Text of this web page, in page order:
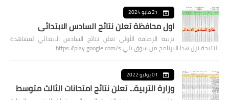
21 مايو 2024
اول محافظة تعلن نتائج السادس الابتدائي
تربية الرصافة الأولى تعلن نتائج السادس الابتدائي لمشاهدة
النتيجة نزل هذا البرنامج من سوق بلي https://play.google.com/s…
01 يوليو 2022
وزارة التربية... تعلن نتائج امتحانات الثالث متوسط